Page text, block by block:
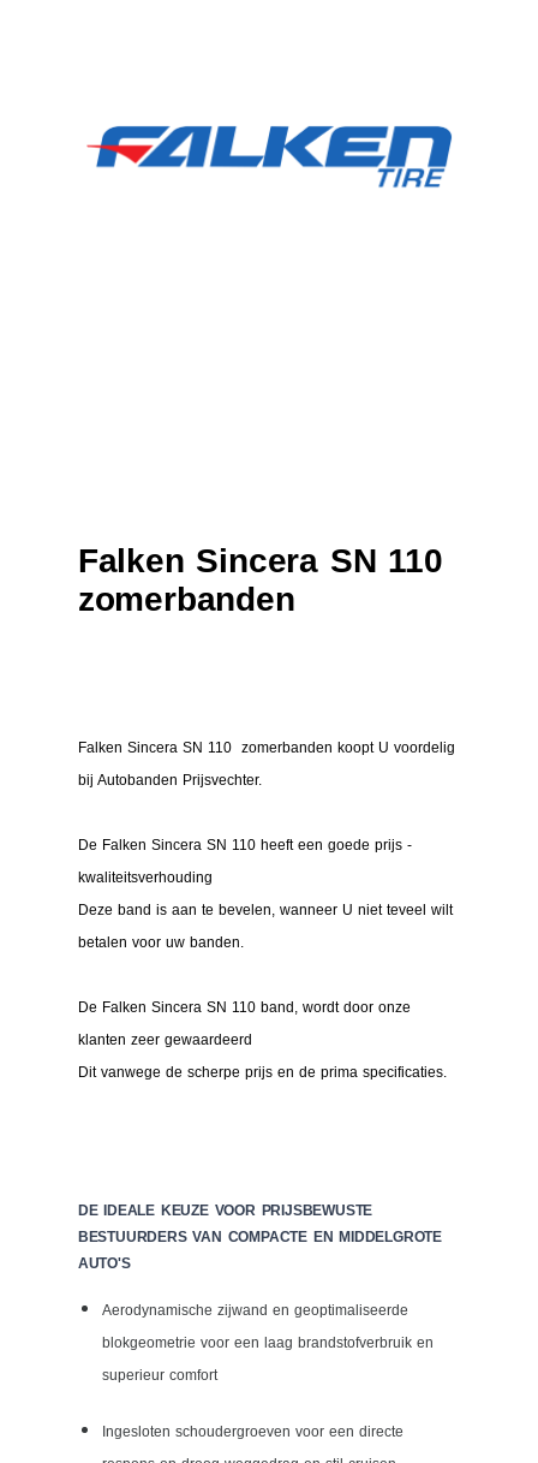
Falken Sincera SN 110
zomerbanden
Falken Sincera SN 110 zomerbanden koopt U voordelig
bij Autobanden Prijsvechter.
De Falken Sincera SN 110 heeft een goede prijs -
kwaliteitsverhouding
Deze band is aan te bevelen, wanneer U niet teveel wilt
betalen voor uw banden.
De Falken Sincera SN 110 band, wordt door onze
klanten zeer gewaardeerd
Dit vanwege de scherpe prijs en de prima specificaties.
DE IDEALE KEUZE VOOR PRIJSBEWUSTE
BESTUURDERS VAN COMPACTE EN MIDDELGROTE
AUTO'S
Aerodynamische zijwand en geoptimaliseerde
blokgeometrie voor een laag brandstofverbruik en
superieur comfort
Ingesloten schoudergroeven voor een directe